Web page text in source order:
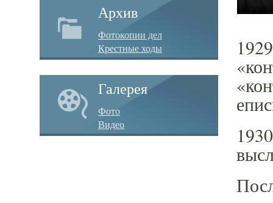
Архив
Фотокопии дел
Крестные ходы
Галерея
Фото
Видео